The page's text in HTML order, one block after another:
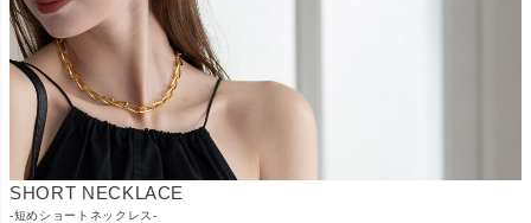
SHORT NECKLACE
-短めショートネックレス-